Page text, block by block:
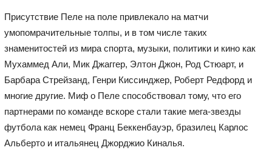
Присутствие Пеле на поле привлекало на матчи
умопомрачительные толпы, и в том числе таких
знаменитостей из мира спорта, музыки, политики и кино как
Мухаммед Али, Мик Джаггер, Элтон Джон, Род Стюарт, и
Барбара Стрейзанд, Генри Киссинджер, Роберт Редфорд и
многие другие. Миф о Пеле способствовал тому, что его
партнерами по команде вскоре стали такие мега-звезды
футбола как немец Франц Беккенбауэр, бразилец Карлос
Альберто и итальянец Джорджио Киналья.